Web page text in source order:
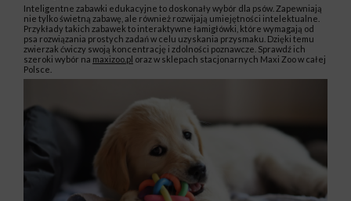
Inteligentne zabawki edukacyjne to doskonały wybór dla psów. Zapewniają
nie tylko świetną zabawę, ale również rozwijają umiejętności intelektualne.
Przykłady takich zabawek to interaktywne łamigłówki, które wymagają od
psa rozwiązania prostych zadań w celu uzyskania przysmaku. Dzięki temu
zwierzak ćwiczy swoją koncentrację i zdolności poznawcze. Sprawdź ich
szeroki wybór na maxizoo.pl oraz w sklepach stacjonarnych Maxi Zoo w całej
Polsce.